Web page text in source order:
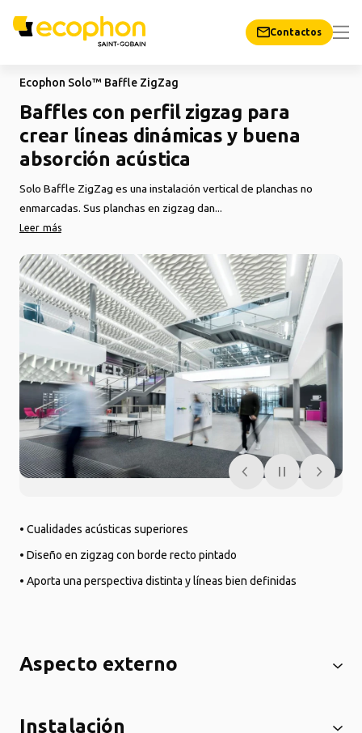
Contactos
Ecophon Solo™ Baffle ZigZag
Baffles con perfil zigzag para
crear líneas dinámicas y buena
absorción acústica
Solo Baffle ZigZag es una instalación vertical de planchas no
enmarcadas. Sus planchas en zigzag dan...
Leer más
• Cualidades acústicas superiores
• Diseño en zigzag con borde recto pintado
• Aporta una perspectiva distinta y líneas bien definidas
Aspecto externo
Instalación